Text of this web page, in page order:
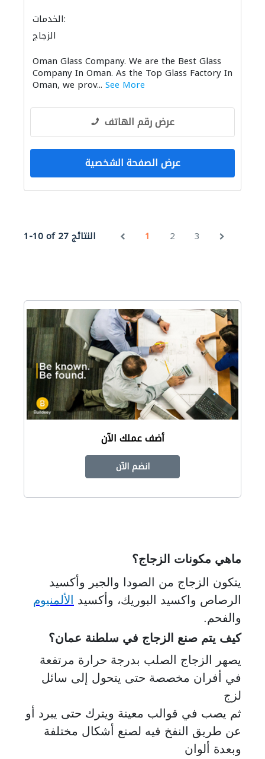
الخدمات:
الزجاج
Oman Glass Company. We are the Best Glass
Company In Oman. As the Top Glass Factory In
Oman, we prov... See More
عرض رقم الهاتف
عرض الصفحة الشخصية
1-10 of 27 النتائج 1 2 3
أضف عملك الآن
انضم الآن
ماهي مكونات الزجاج؟
يتكون الزجاج من الصودا والجير وأكسيد
الرصاص واكسيد البوريك، وأكسيد
الألمنيوم
والفحم.
كيف يتم صنع الزجاج في سلطنة عمان؟
يصهر الزجاج الصلب بدرجة حرارة مرتفعة
في أفران مخصصة حتى يتحول إلى سائل
لزج
ثم يصب في قوالب معينة ويترك حتى يبرد أو
عن طريق النفخ فيه لصنع أشكال مختلفة
وبعدة ألوان